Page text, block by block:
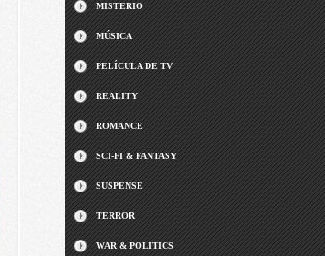
MISTERIO
MÚSICA
PELÍCULA DE TV
REALITY
ROMANCE
SCI-FI & FANTASY
SUSPENSE
TERROR
WAR & POLITICS